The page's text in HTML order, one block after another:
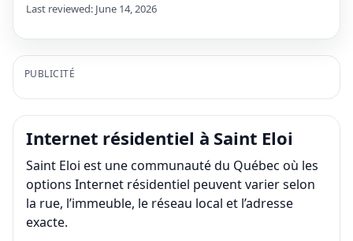
Last reviewed: June 14, 2026
PUBLICITÉ
Internet résidentiel à Saint Eloi
Saint Eloi est une communauté du Québec où les
options Internet résidentiel peuvent varier selon
la rue, l’immeuble, le réseau local et l’adresse
exacte.